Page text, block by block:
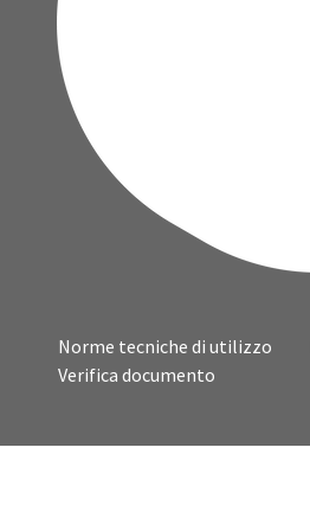
Norme tecniche di utilizzo
Verifica documento